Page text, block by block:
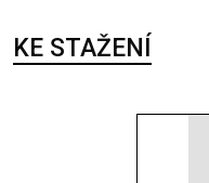
KE STAŽENÍ